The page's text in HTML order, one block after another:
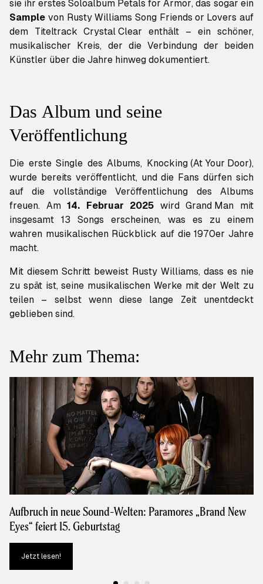
sie ihr erstes Soloalbum Petals for Armor, das sogar ein
Sample von Rusty Williams Song Friends or Lovers auf
dem Titeltrack Crystal Clear enthält – ein schöner,
musikalischer Kreis, der die Verbindung der beiden
Künstler über die Jahre hinweg dokumentiert.
Das Album und seine
Veröffentlichung
Die erste Single des Albums, Knocking (At Your Door),
wurde bereits veröffentlicht, und die Fans dürfen sich
auf die vollständige Veröffentlichung des Albums
freuen. Am 14. Februar 2025 wird Grand Man mit
insgesamt 13 Songs erscheinen, was es zu einem
wahren musikalischen Rückblick auf die 1970er Jahre
macht.
Mit diesem Schritt beweist Rusty Williams, dass es nie
zu spät ist, seine musikalischen Werke mit der Welt zu
teilen – selbst wenn diese lange Zeit unentdeckt
geblieben sind.
Mehr zum Thema:
Aufbruch in neue Sound-Welten: Paramores „Brand New
Eyes“ feiert 15. Geburtstag
Jetzt lesen!